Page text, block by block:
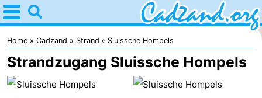
Home
Cadzand
Tipps
Für
Home Cadzand Strand Sluissche Hompels
Strandzugang Sluissche Hompels